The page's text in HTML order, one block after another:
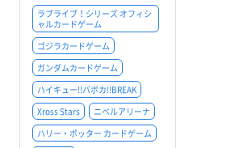
ラブライブ！シリーズ オフィシ
ャルカードゲーム
ゴジラカードゲーム
ガンダムカードゲーム
ハイキュー!!バボカ!!BREAK
Xross Stars
ニベルアリーナ
ハリー・ポッター カードゲーム